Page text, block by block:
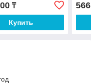
₸
Купить